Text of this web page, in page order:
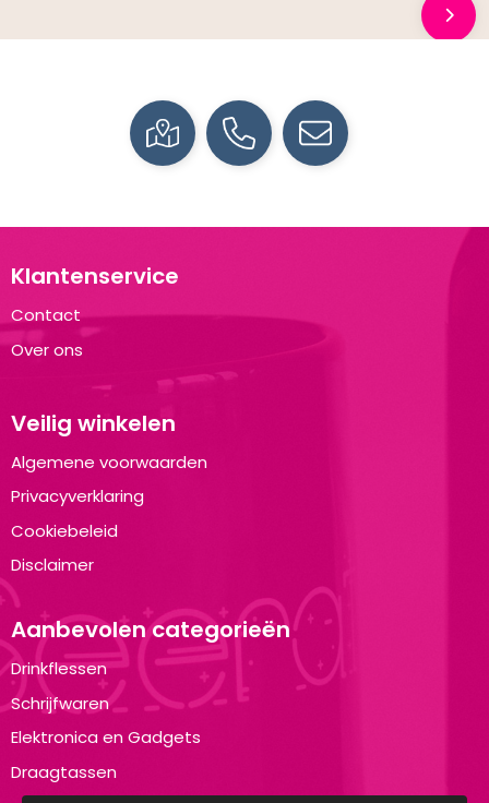
Klantenservice
Contact
Over ons
Veilig winkelen
Algemene voorwaarden
Privacyverklaring
Cookiebeleid
Disclaimer
Aanbevolen categorieën
Drinkflessen
Schrijfwaren
Elektronica en Gadgets
Draagtassen